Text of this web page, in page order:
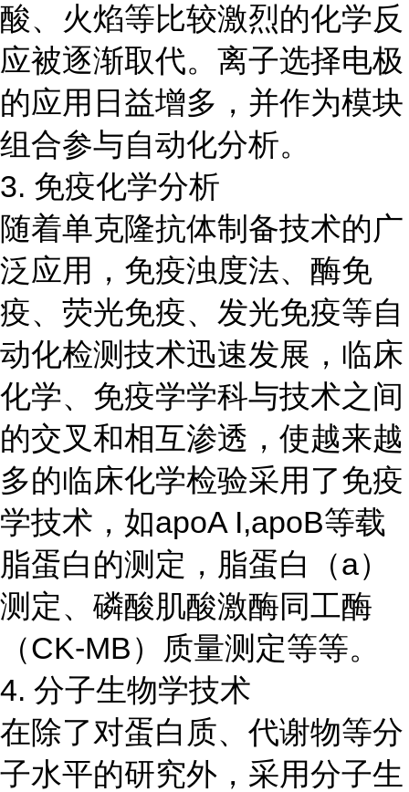
酸、火焰等比较激烈的化学反
应被逐渐取代。离子选择电极
的应用日益增多，并作为模块
组合参与自动化分析。
3. 免疫化学分析
随着单克隆抗体制备技术的广
泛应用，免疫浊度法、酶免
疫、荧光免疫、发光免疫等自
动化检测技术迅速发展，临床
化学、免疫学学科与技术之间
的交叉和相互渗透，使越来越
多的临床化学检验采用了免疫
学技术，如apoA I,apoB等载
脂蛋白的测定，脂蛋白（a）
测定、磷酸肌酸激酶同工酶
（CK-MB）质量测定等等。
4. 分子生物学技术
在除了对蛋白质、代谢物等分
子水平的研究外，采用分子生